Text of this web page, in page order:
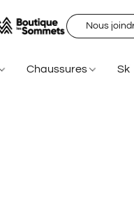
Nous
Chaussures